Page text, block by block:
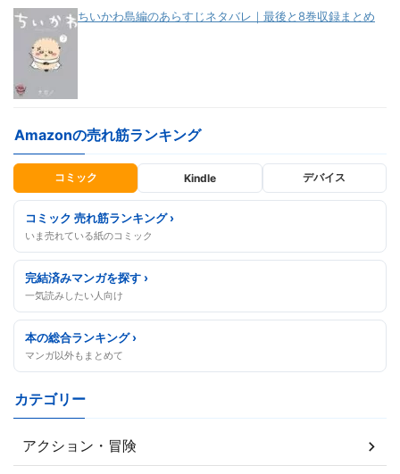
ちいかわ島編のあらすじネタバレ｜最後と8巻収録まとめ
Amazonの売れ筋ランキング
コミック Kindle デバイス
コミック 売れ筋ランキング ›
いま売れている紙のコミック
完結済みマンガを探す ›
一気読みしたい人向け
本の総合ランキング ›
マンガ以外もまとめて
カテゴリー
アクション・冒険